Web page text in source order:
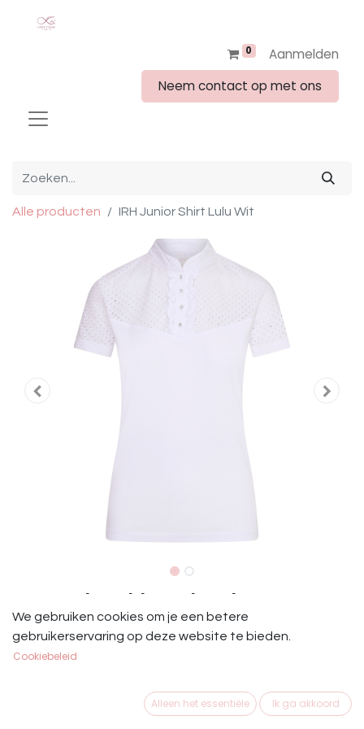
0
Aanmelden
Neem contact op met ons
Alle producten IRH Junior Shirt Lulu Wit
IRH Junior Shirt Lulu Wit
IRH Junior Shirt Lulu Wit
We gebruiken cookies om je een betere
gebruikerservaring op deze website te bieden.
Cookiebeleid
Alleen het essentiële Ik ga akkoord